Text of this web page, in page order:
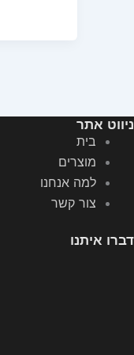
ניווט אתר
בית
מוצרים
למה אנחנו
צור קשר
דברו איתנו